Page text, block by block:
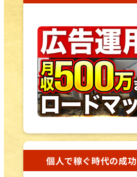
個人で稼ぐ時代の成